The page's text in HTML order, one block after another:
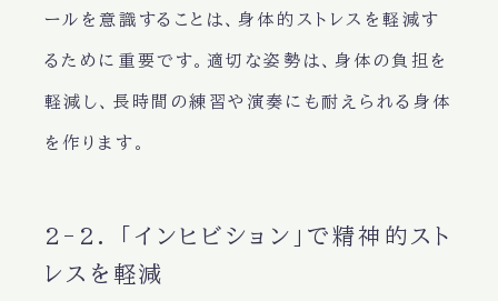
ールを意識することは、身体的ストレスを軽減す
るために重要です。適切な姿勢は、身体の負担を
軽減し、長時間の練習や演奏にも耐えられる身体
を作ります。
2-2. 「インヒビション」で精神的スト
レスを軽減